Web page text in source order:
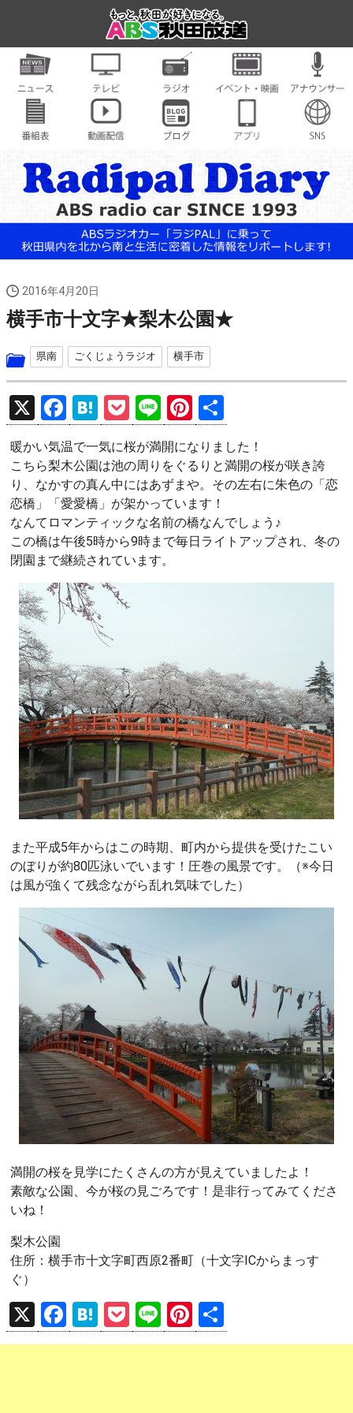
2016年4月20日
横手市十文字★梨木公園★
県南 ごくじょうラジオ 横手市
X
F
a
ce
b
o
o
k
H
at
e
n
a
P
o
ck
et
Li
n
e
Pi
nt
er
es
t
有
暖かい気温で一気に桜が満開になりました！
こちら梨木公園は池の周りをぐるりと満開の桜が咲き誇
り、なかすの真ん中にはあずまや。その左右に朱色の「恋
恋橋」「愛愛橋」が架かっています！
なんてロマンティックな名前の橋なんでしょう♪
この橋は午後5時から9時まで毎日ライトアップされ、冬の
閉園まで継続されています。
また平成5年からはこの時期、町内から提供を受けたこい
のぼりが約80匹泳いでいます！圧巻の風景です。（※今日
は風が強くて残念ながら乱れ気味でした）
満開の桜を見学にたくさんの方が見えていましたよ！
素敵な公園、今が桜の見ごろです！是非行ってみてくださ
いね！
梨木公園
住所：横手市十文字町西原2番町（十文字ICからまっす
ぐ）
X
F
a
H
at
P
o
Li
n
Pi
nt 有